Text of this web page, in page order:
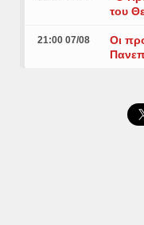
του
21:00 07/08
Οι